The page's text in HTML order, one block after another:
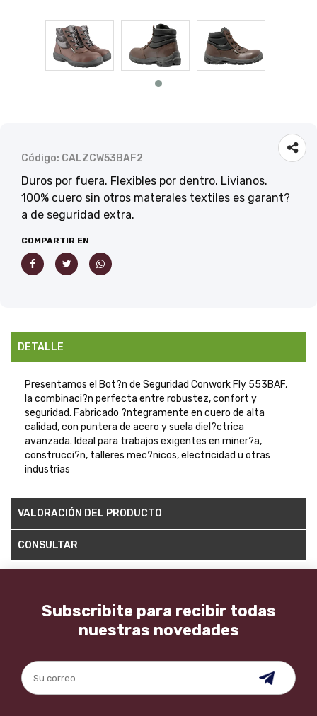
Código: CALZCW53BAF2
Duros por fuera. Flexibles por dentro. Livianos.
100% cuero sin otros materales textiles es garant?
a de seguridad extra.
COMPARTIR EN
DETALLE
Presentamos el Bot?n de Seguridad Conwork Fly 553BAF,
la combinaci?n perfecta entre robustez, confort y
seguridad. Fabricado ?ntegramente en cuero de alta
calidad, con puntera de acero y suela diel?ctrica
avanzada. Ideal para trabajos exigentes en miner?a,
construcci?n, talleres mec?nicos, electricidad u otras
industrias
VALORACIÓN DEL PRODUCTO
CONSULTAR
Subscribite para recibir todas
nuestras novedades